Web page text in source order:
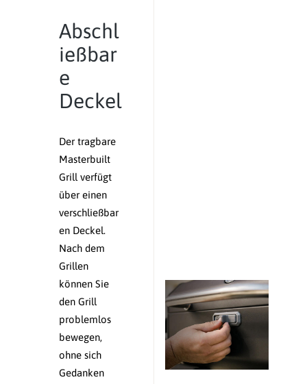
Abschl
ießbar
e
Deckel
Der tragbare
Masterbuilt
Grill verfügt
über einen
verschließbar
en Deckel.
Nach dem
Grillen
können Sie
den Grill
problemlos
bewegen,
ohne sich
Gedanken